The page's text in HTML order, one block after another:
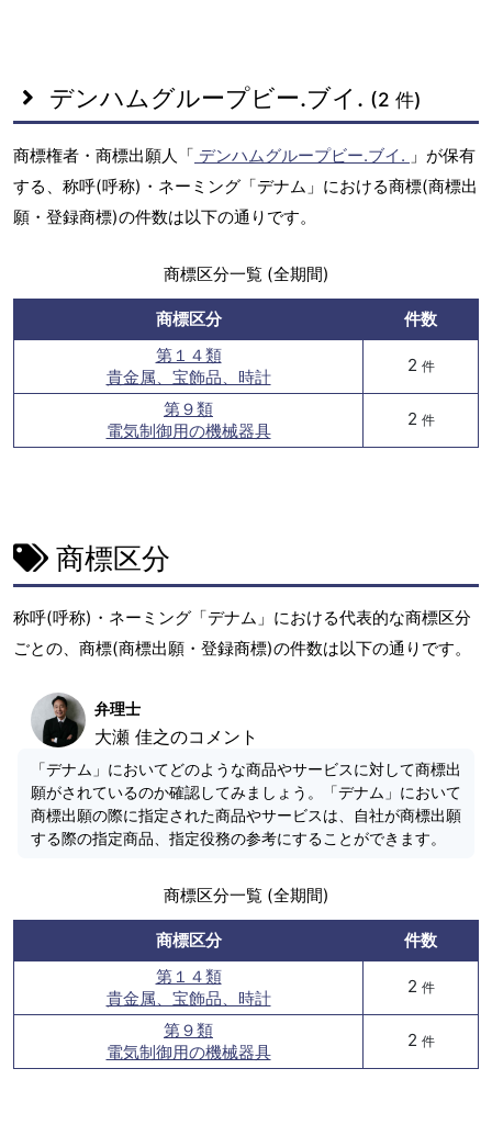
デンハムグループビー.ブイ. (2 件)
商標権者・商標出願人「 デンハムグループビー.ブイ. 」が保有
する、称呼(呼称)・ネーミング「デナム」における商標(商標出
願・登録商標)の件数は以下の通りです。
商標区分一覧 (全期間)
商標区分
件数
第１４類
貴金属、宝飾品、時計
2 件
第９類
電気制御用の機械器具
2 件
商標区分
称呼(呼称)・ネーミング「デナム」における代表的な商標区分
ごとの、商標(商標出願・登録商標)の件数は以下の通りです。
弁理士
大瀬 佳之のコメント
「デナム」においてどのような商品やサービスに対して商標出
願がされているのか確認してみましょう。「デナム」において
商標出願の際に指定された商品やサービスは、自社が商標出願
する際の指定商品、指定役務の参考にすることができます。
商標区分一覧 (全期間)
商標区分
件数
第１４類
貴金属、宝飾品、時計
2 件
第９類
電気制御用の機械器具
2 件